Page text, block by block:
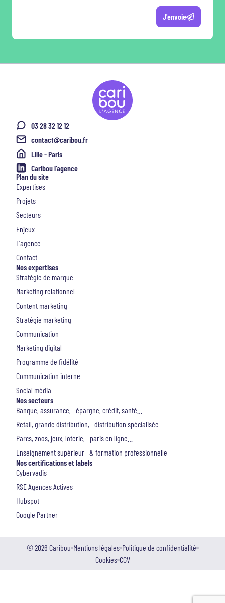
J'envoie
03 28 32 12 12
contact@caribou.fr
Lille - Paris
Caribou l'agence
Plan du site
Expertises
Projets
Secteurs
Enjeux
L'agence
Contact
Nos expertises
Stratégie de marque
Marketing relationnel
Content marketing
Stratégie marketing
Communication
Marketing digital
Programme de fidélité
Communication interne
Social média
Nos secteurs
Banque, assurance, épargne, crédit, santé…
Retail, grande distribution, distribution spécialisée
Parcs, zoos, jeux, loterie, paris en ligne…
Enseignement supérieur & formation professionnelle
Nos certifications et labels
Cybervadis
RSE Agences Actives
Hubspot
Google Partner
© 2026 Caribou Mentions légales Politique de confidentialité
Cookies CGV